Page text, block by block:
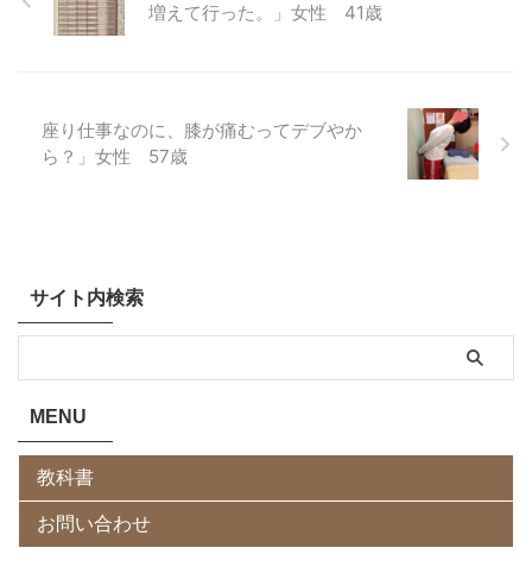
増えて行った。」女性 41歳
座り仕事なのに、膝が痛むってデブやか
ら？」女性 57歳
サイト内検索
MENU
教科書
お問い合わせ